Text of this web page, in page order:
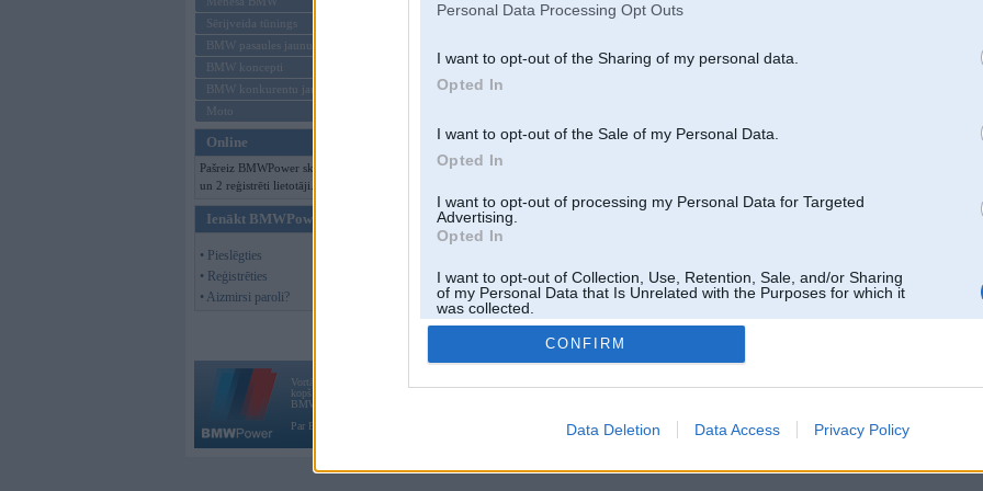
Personal Data Processing Opt Outs
I want to opt-out of the Sharing of my personal data.
Opted In
I want to opt-out of the Sale of my Personal Data.
Opted In
I want to opt-out of processing my Personal Data for Targeted
Advertising.
Opted In
I want to opt-out of Collection, Use, Retention, Sale, and/or Sharing
of my Personal Data that Is Unrelated with the Purposes for which it
was collected.
Opted Out
CONFIRM
Data Deletion Data Access Privacy Policy
Sērijveida tūnings
BMW pasaules jaunumi
BMW koncepti
BMW konkurentu jaunumi
Moto
Online
Pašreiz BMWPower skatās 93 viesi
un 2 reģistrēti lietotāji.
Ienākt BMWPower
• Pieslēgties
• Reģistrēties
• Aizmirsi paroli?
Vortāls BMWPower.lv darbojas
kopš 2002. gada 14. maija. Tas nav auto klubs un nav saistīts ar
BMW AG.
Par BMWPower